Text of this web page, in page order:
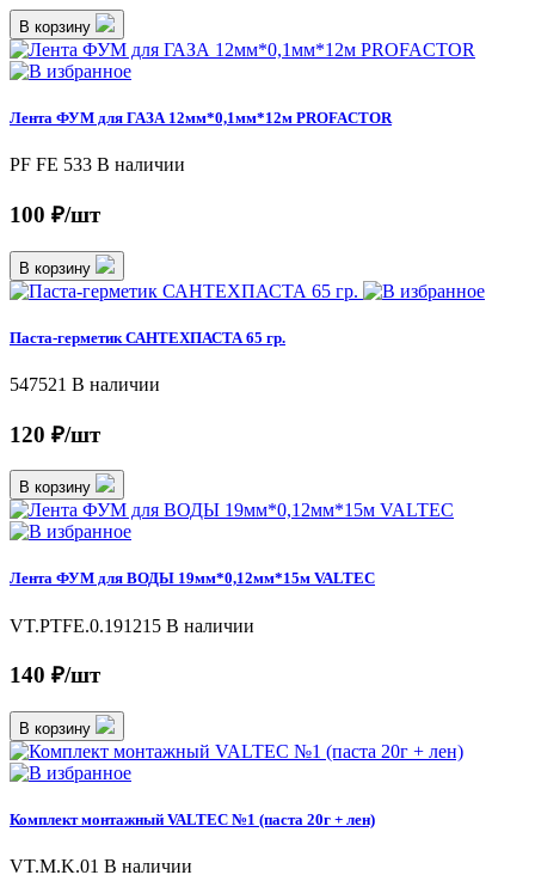
В корзину
Лента ФУМ для ГАЗА 12мм*0,1мм*12м PROFACTOR
PF FE 533 В наличии
100 ₽/шт
В корзину
Паста-герметик САНТЕХПАСТА 65 гр.
547521 В наличии
120 ₽/шт
В корзину
Лента ФУМ для ВОДЫ 19мм*0,12мм*15м VALTEC
VT.PTFE.0.191215 В наличии
140 ₽/шт
В корзину
Комплект монтажный VALTEC №1 (паста 20г + лен)
VT.M.K.01 В наличии